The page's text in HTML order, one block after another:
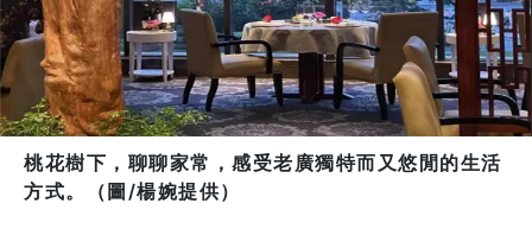
桃花樹下，聊聊家常，感受老廣獨特而又悠閒的生活
方式。（圖/楊婉提供）